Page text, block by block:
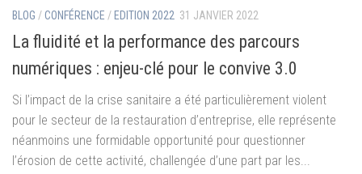
BLOG /CONFÉRENCE /EDITION 2022 31 JANVIER 2022
La fluidité et la performance des parcours
numériques : enjeu-clé pour le convive 3.0
Si l’impact de la crise sanitaire a été particulièrement violent
pour le secteur de la restauration d’entreprise, elle représente
néanmoins une formidable opportunité pour questionner
l’érosion de cette activité, challengée d’une part par les...